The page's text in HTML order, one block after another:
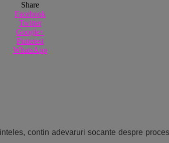
Share
Facebook
Twitter
Google+
Pinterest
WhatsApp
contin adevaruri socante despre